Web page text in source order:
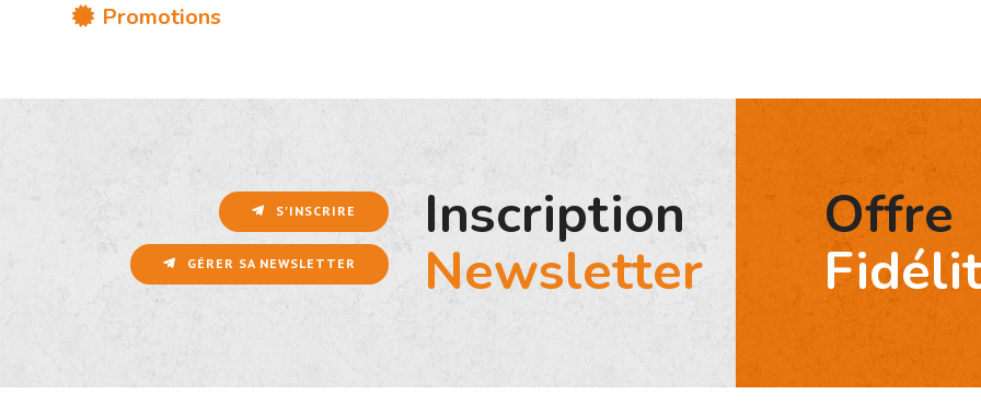
Promotions
S'INSCRIRE
GÉRER SA NEWSLETTER
Inscription
Newsletter
Offre